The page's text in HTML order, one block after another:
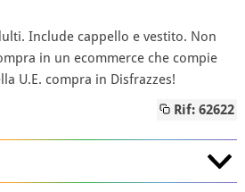
Include cappello e vestito. Non
in un ecommerce che compie
U.E. compra in Disfrazzes!
Rif: 62622